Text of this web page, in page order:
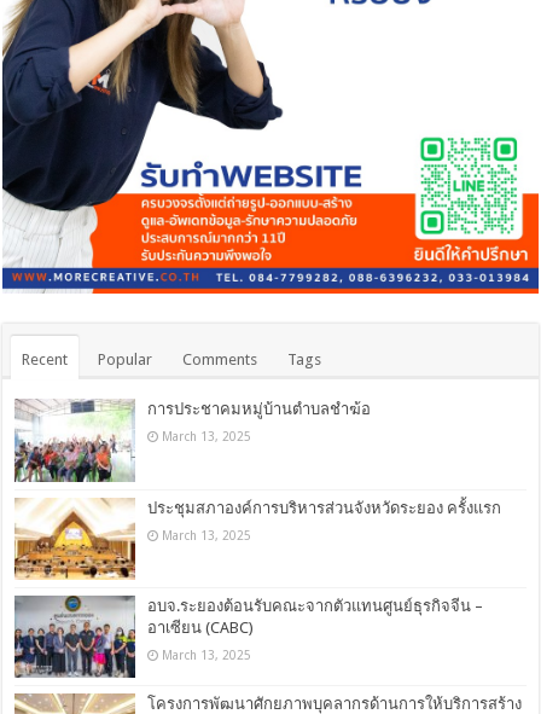
Recent Popular Comments Tags
การประชาคมหมู่บ้านตำบลชำฆ้อ
March 13, 2025
ประชุมสภาองค์การบริหารส่วนจังหวัดระยอง ครั้งแรก
March 13, 2025
อบจ.ระยองต้อนรับคณะจากตัวแทนศูนย์ธุรกิจจีน –
อาเซียน (CABC)
March 13, 2025
โครงการพัฒนาศักยภาพบุคลากรด้านการให้บริการสร้าง